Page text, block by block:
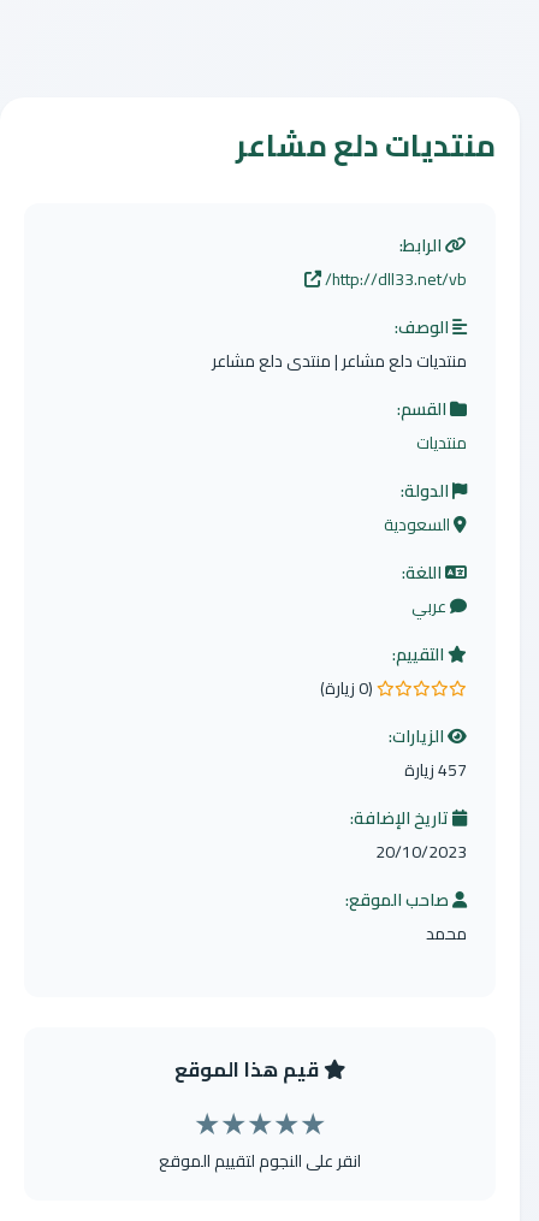
منتديات دلع مشاعر
الرابط:
http://dll33.net/vb/
الوصف:
منتديات دلع مشاعر | منتدى دلع مشاعر
القسم:
منتديات
الدولة:
السعودية
اللغة:
عربي
التقييم:
0.0 من 5 نجوم
(0 زيارة)
الزيارات:
457 زيارة
تاريخ الإضافة:
20/10/2023
صاحب الموقع:
محمد
قيم هذا الموقع
★
★
★
★
★
انقر على النجوم لتقييم الموقع